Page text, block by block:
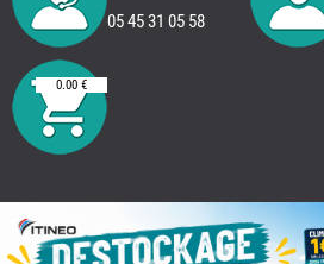
05 45 31 05 58
0.00 €